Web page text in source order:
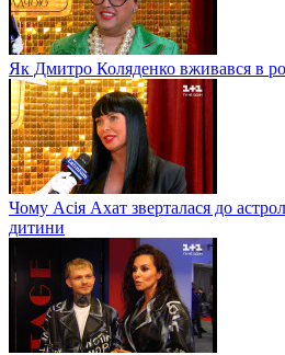
Як Дмитро Коляденко вживався в
Чому Асія Ахат зверталася до
дитини